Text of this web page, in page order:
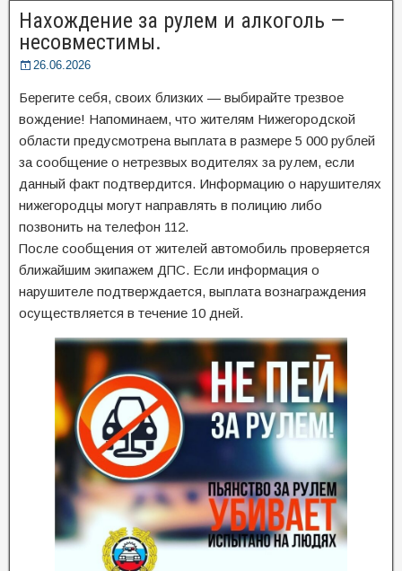
Нахождение за рулем и алкоголь —
несовместимы.
26.06.2026
Берегите себя, своих близких — выбирайте трезвое
вождение! Напоминаем, что жителям Нижегородской
области предусмотрена выплата в размере 5 000 рублей
за сообщение о нетрезвых водителях за рулем, если
данный факт подтвердится. Информацию о нарушителях
нижегородцы могут направлять в полицию либо
позвонить на телефон 112.
После сообщения от жителей автомобиль проверяется
ближайшим экипажем ДПС. Если информация о
нарушителе подтверждается, выплата вознаграждения
осуществляется в течение 10 дней.